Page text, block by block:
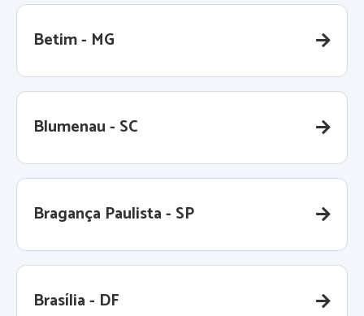
Betim - MG
Blumenau - SC
Bragança Paulista - SP
Brasília - DF